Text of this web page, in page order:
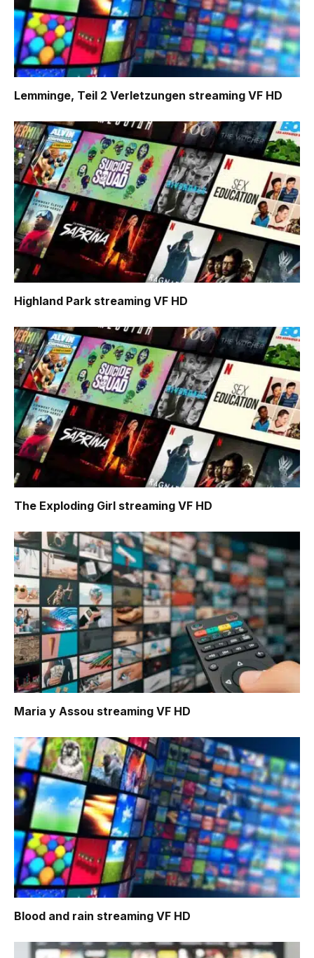
Lemminge, Teil 2 Verletzungen streaming VF HD
Highland Park streaming VF HD
The Exploding Girl streaming VF HD
Maria y Assou streaming VF HD
Blood and rain streaming VF HD